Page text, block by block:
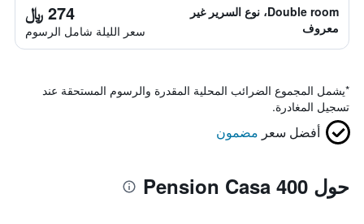
Double room، نوع السرير غير
معروف
274 ﷼
سعر الليلة شامل الرسوم
*يشمل المجموع الضرائب المحلية المقدرة والرسوم المستحقة عند
تسجيل المغادرة.
أفضل سعر مضمون
حول Pension Casa 400